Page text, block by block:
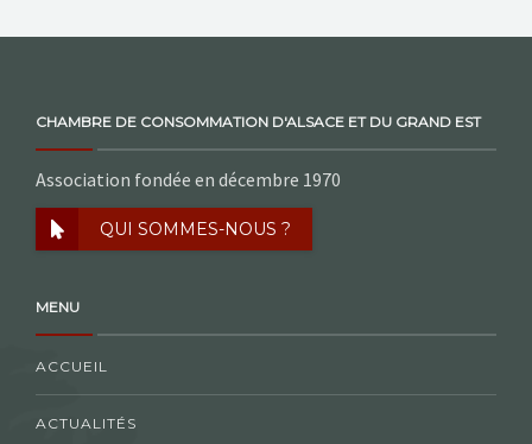
CHAMBRE DE CONSOMMATION D'ALSACE ET DU GRAND EST
Association fondée en décembre 1970
QUI SOMMES-NOUS ?
MENU
ACCUEIL
ACTUALITÉS